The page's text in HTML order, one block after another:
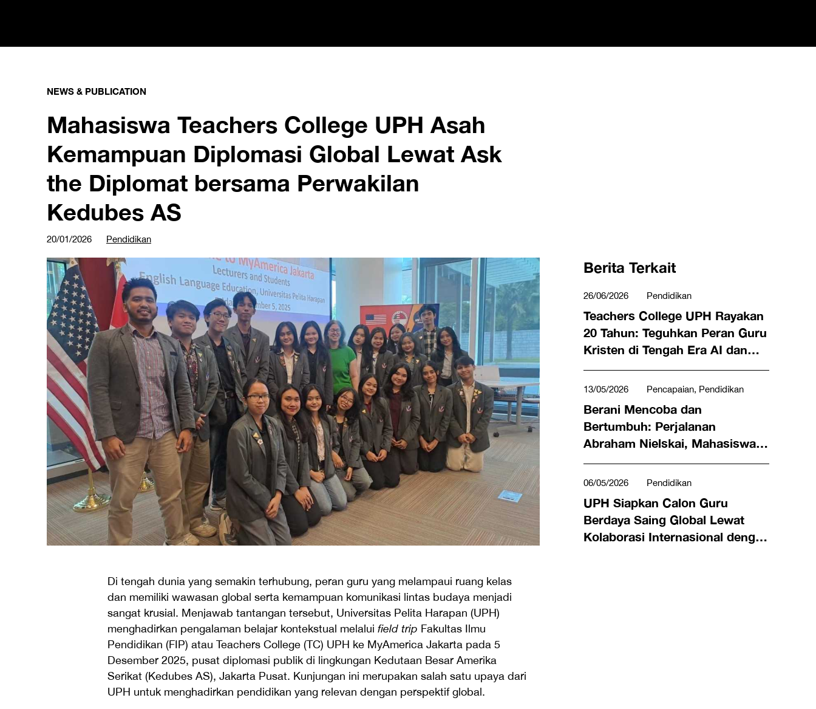
NEWS & PUBLICATION
Mahasiswa Teachers College UPH Asah
Kemampuan Diplomasi Global Lewat Ask
the Diplomat bersama Perwakilan
Kedubes AS
20/01/2026 Pendidikan
Di tengah dunia yang semakin terhubung, peran guru yang melampaui ruang kelas
dan memiliki wawasan global serta kemampuan komunikasi lintas budaya menjadi
sangat krusial. Menjawab tantangan tersebut, Universitas Pelita Harapan (UPH)
menghadirkan pengalaman belajar kontekstual melalui field trip Fakultas Ilmu
Pendidikan (FIP) atau Teachers College (TC) UPH ke MyAmerica Jakarta pada 5
Desember 2025, pusat diplomasi publik di lingkungan Kedutaan Besar Amerika
Serikat (Kedubes AS), Jakarta Pusat. Kunjungan ini merupakan salah satu upaya dari
UPH untuk menghadirkan pendidikan yang relevan dengan perspektif global.
Berita Terkait
26/06/2026 Pendidikan
Teachers College UPH Rayakan
20 Tahun: Teguhkan Peran Guru
Kristen di Tengah Era AI dan
Transformasi Pendidikan
13/05/2026 Pencapaian, Pendidikan
Berani Mencoba dan
Bertumbuh: Perjalanan
Abraham Nielskai, Mahasiswa
Calon Guru UPH Raih Juara 3 di
Ajang @america Speech
06/05/2026 Pendidikan
UPH Siapkan Calon Guru
Berdaya Saing Global Lewat
Kolaborasi Internasional dengan